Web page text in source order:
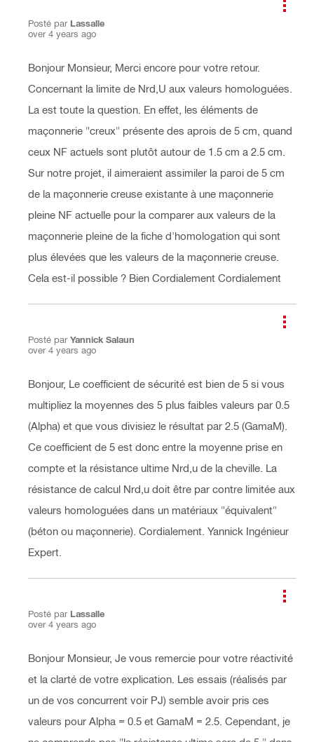
Posté par Lassalle
over 4 years ago
Bonjour Monsieur, Merci encore pour votre retour.
Concernant la limite de Nrd,U aux valeurs homologuées.
La est toute la question. En effet, les éléments de
maçonnerie "creux" présente des aprois de 5 cm, quand
ceux NF actuels sont plutôt autour de 1.5 cm a 2.5 cm.
Sur notre projet, il aimeraient assimiler la paroi de 5 cm
de la maçonnerie creuse existante à une maçonnerie
pleine NF actuelle pour la comparer aux valeurs de la
maçonnerie pleine de la fiche d'homologation qui sont
plus élevées que les valeurs de la maçonnerie creuse.
Cela est-il possible ? Bien Cordialement Cordialement
Posté par Yannick Salaun
over 4 years ago
Bonjour, Le coefficient de sécurité est bien de 5 si vous
multipliez la moyennes des 5 plus faibles valeurs par 0.5
(Alpha) et que vous divisiez le résultat par 2.5 (GamaM).
Ce coefficient de 5 est donc entre la moyenne prise en
compte et la résistance ultime Nrd,u de la cheville. La
résistance de calcul Nrd,u doit être par contre limitée aux
valeurs homologuées dans un matériaux "équivalent"
(béton ou maçonnerie). Cordialement. Yannick Ingénieur
Expert.
Posté par Lassalle
over 4 years ago
Bonjour Monsieur, Je vous remercie pour votre réactivité
et la clarté de votre explication. Les essais (réalisés par
un de vos concurrent voir PJ) semble avoir pris ces
valeurs pour Alpha = 0.5 et GamaM = 2.5. Cependant, je